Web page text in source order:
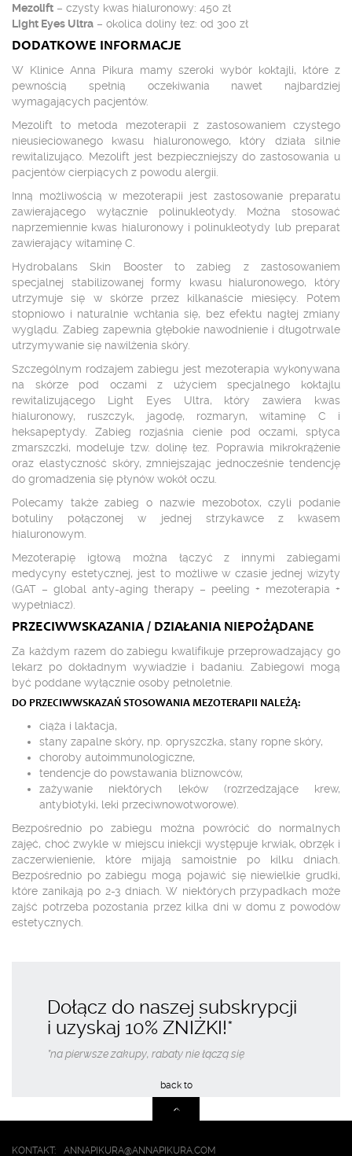
Mezolift – czysty kwas hialuronowy: 450 zł
Light Eyes Ultra – okolica doliny łez: od 300 zł
DODATKOWE INFORMACJE
W Klinice Anna Pikura mamy szeroki wybór koktajli, które z
pewnością spełnią oczekiwania nawet najbardziej
wymagających pacjentów.
Mezolift to metoda mezoterapii z zastosowaniem czystego
nieusieciowanego kwasu hialuronowego, który działa silnie
rewitalizująco. Mezolift jest bezpieczniejszy do zastosowania u
pacjentów cierpiących z powodu alergii.
Inną możliwością w mezoterapii jest zastosowanie preparatu
zawierającego wyłącznie polinukleotydy. Można stosować
naprzemiennie kwas hialuronowy i polinukleotydy lub preparat
zawierający witaminę C.
Hydrobalans Skin Booster to zabieg z zastosowaniem
specjalnej stabilizowanej formy kwasu hialuronowego, który
utrzymuje się w skórze przez kilkanaście miesięcy. Potem
stopniowo i naturalnie wchłania się, bez efektu nagłej zmiany
wyglądu. Zabieg zapewnia głębokie nawodnienie i długotrwale
utrzymywanie się nawilżenia skóry.
Szczególnym rodzajem zabiegu jest mezoterapia wykonywana
na skórze pod oczami z użyciem specjalnego koktajlu
rewitalizującego Light Eyes Ultra, który zawiera kwas
hialuronowy, ruszczyk, jagodę, rozmaryn, witaminę C i
heksapeptydy. Zabieg rozjaśnia cienie pod oczami, spłyca
zmarszczki, modeluje tzw. dolinę łez. Poprawia mikrokrążenie
oraz elastyczność skóry, zmniejszając jednocześnie tendencję
do gromadzenia się płynów wokół oczu.
Polecamy także zabieg o nazwie mezobotox, czyli podanie
botuliny połączonej w jednej strzykawce z kwasem
hialuronowym.
Mezoterapię igłową można łączyć z innymi zabiegami
medycyny estetycznej, jest to możliwe w czasie jednej wizyty
(GAT – global anty-aging therapy – peeling + mezoterapia +
wypełniacz).
PRZECIWWSKAZANIA / DZIAŁANIA NIEPOŻĄDANE
Za każdym razem do zabiegu kwalifikuje przeprowadzający go
lekarz po dokładnym wywiadzie i badaniu. Zabiegowi mogą
być poddane wyłącznie osoby pełnoletnie.
DO PRZECIWWSKAZAŃ STOSOWANIA MEZOTERAPII NALEŻĄ:
ciąża i laktacja,
stany zapalne skóry, np. opryszczka, stany ropne skóry,
choroby autoimmunologiczne,
tendencje do powstawania bliznowców,
zażywanie niektórych leków (rozrzedzające krew,
antybiotyki, leki przeciwnowotworowe).
Bezpośrednio po zabiegu można powrócić do normalnych
zajęć, choć zwykle w miejscu iniekcji występuje krwiak, obrzęk i
zaczerwienienie, które mijają samoistnie po kilku dniach.
Bezpośrednio po zabiegu mogą pojawić się niewielkie grudki,
które zanikają po 2-3 dniach. W niektórych przypadkach może
zajść potrzeba pozostania przez kilka dni w domu z powodów
estetycznych.
Dołącz do naszej subskrypcji
i uzyskaj 10% ZNIŻKI!*
*na pierwsze zakupy, rabaty nie łączą się
KONTAKT: ANNAPIKURA@ANNAPIKURA.COM